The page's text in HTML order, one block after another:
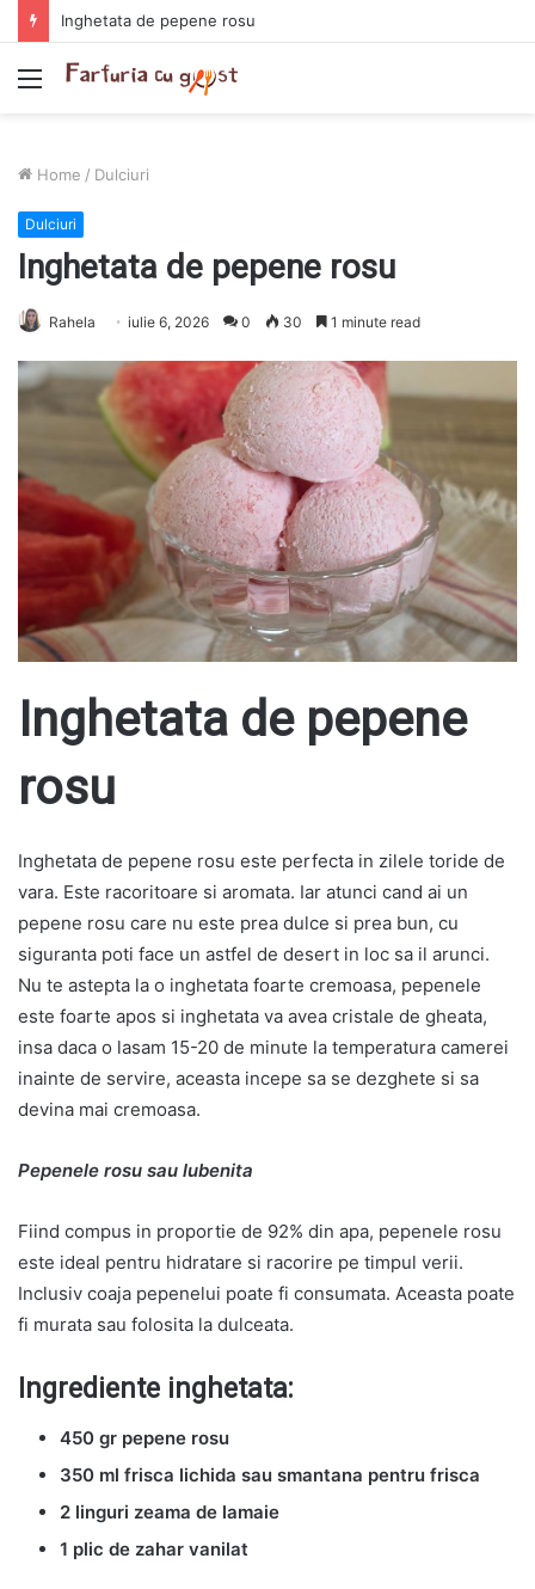
Chiftelute cu cartofi si smantana la cuptor
Menu
Home / Dulciuri
Dulciuri
Inghetata de pepene rosu
Rahela iulie 6, 2026 0 30 1 minute read
Inghetata de pepene
rosu
Inghetata de pepene rosu este perfecta in zilele toride de
vara. Este racoritoare si aromata. Iar atunci cand ai un
pepene rosu care nu este prea dulce si prea bun, cu
siguranta poti face un astfel de desert in loc sa il arunci.
Nu te astepta la o inghetata foarte cremoasa, pepenele
este foarte apos si inghetata va avea cristale de gheata,
insa daca o lasam 15-20 de minute la temperatura camerei
inainte de servire, aceasta incepe sa se dezghete si sa
devina mai cremoasa.
Pepenele rosu sau lubenita
Fiind compus in proportie de 92% din apa, pepenele rosu
este ideal pentru hidratare si racorire pe timpul verii.
Inclusiv coaja pepenelui poate fi consumata. Aceasta poate
fi murata sau folosita la dulceata.
Ingrediente inghetata:
450 gr pepene rosu
350 ml frisca lichida sau smantana pentru frisca
2 linguri zeama de lamaie
1 plic de zahar vanilat